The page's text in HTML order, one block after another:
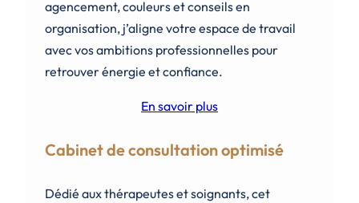
agencement, couleurs et conseils en
organisation, j’aligne votre espace de travail
avec vos ambitions professionnelles pour
retrouver énergie et confiance.
En savoir plus
Cabinet de consultation optimisé
Dédié aux thérapeutes et soignants, cet